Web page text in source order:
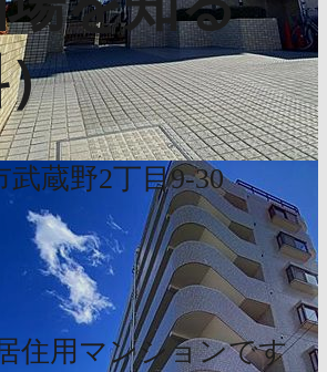
武蔵野2丁目9-30
住用マンションです